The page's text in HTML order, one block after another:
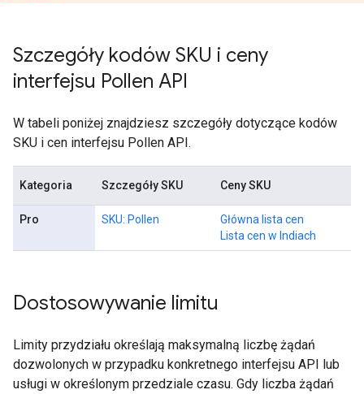
Szczegóły kodów SKU i ceny
interfejsu Pollen API
W tabeli poniżej znajdziesz szczegóły dotyczące kodów
SKU i cen interfejsu Pollen API.
Kategoria Szczegóły SKU Ceny SKU
Pro SKU: Pollen
Główna lista cen
Lista cen w Indiach
Dostosowywanie limitu
Limity przydziału określają maksymalną liczbę żądań
dozwolonych w przypadku konkretnego interfejsu API lub
usługi w określonym przedziale czasu. Gdy liczba żądań